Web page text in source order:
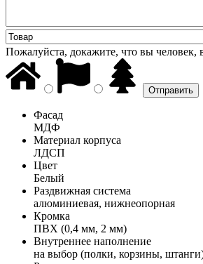
Пожалуйста, докажите, что вы человек,
Фасад
МДФ
Материал корпуса
ЛДСП
Цвет
Белый
Раздвижная система
алюминиевая, нижнеопорная
Кромка
ПВХ (0,4 мм, 2 мм)
Внутреннее наполнение
на выбор (полки, корзины,